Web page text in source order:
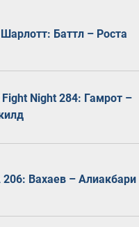
Шарлотт: Баттл – Роста
Fight Night 284: Гамрот –
206: Вахаев – Алиакбари